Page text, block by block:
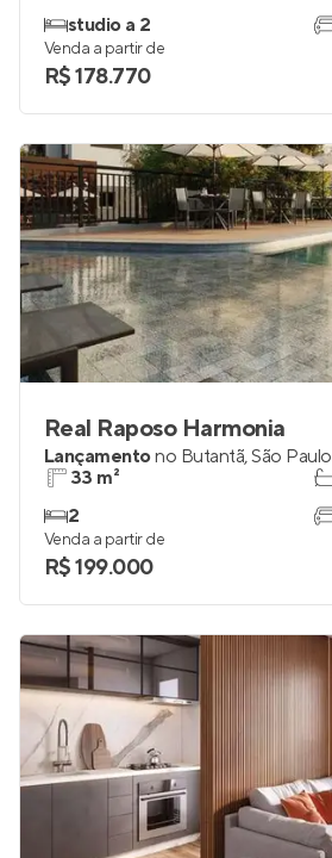
studio a 2
Venda a partir de
R$ 178.770
Real Raposo Harmonia
Lançamentono Butantã,São Paulo
33 m²
2
Venda a partir de
R$ 199.000